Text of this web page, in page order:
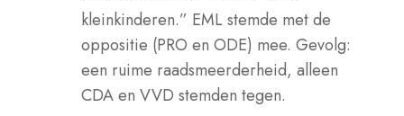
kleinkinderen.” EML stemde met de
oppositie (PRO en ODE) mee. Gevolg:
een ruime raadsmeerderheid, alleen
CDA en VVD stemden tegen.